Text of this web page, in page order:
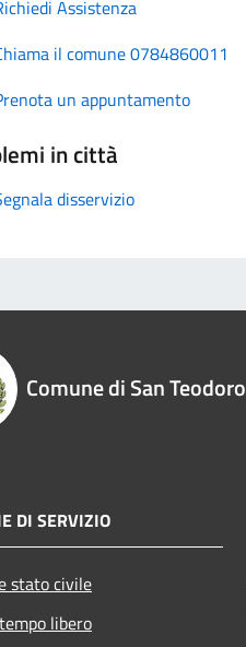
Assistenza
il comune 0784860011
un appuntamento
in città
disservizio
Comune di San Teodoro
DI SERVIZIO
stato civile
libero